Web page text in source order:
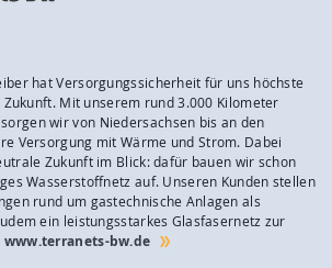
hat Versorgungssicherheit für uns höchste
Mit unserem rund 3.000 Kilometer
wir von Niedersachsen bis an den
Versorgung mit Wärme und Strom. Dabei
Zukunft im Blick: dafür bauen wir schon
Wasserstoffnetz auf. Unseren Kunden stellen
rund um gastechnische Anlagen als
ein leistungsstarkes Glasfasernetz zur
www.terranets-bw.de